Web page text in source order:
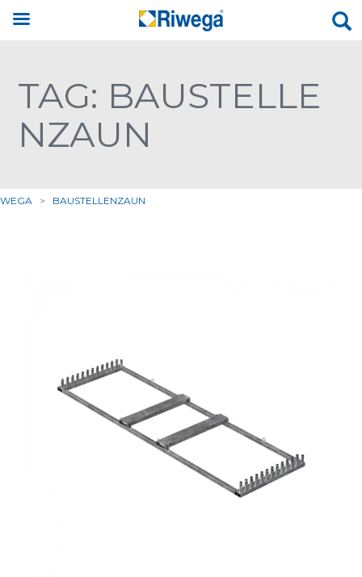
TAG: BAUSTELLE
NZAUN
> BAUSTELLENZAUN